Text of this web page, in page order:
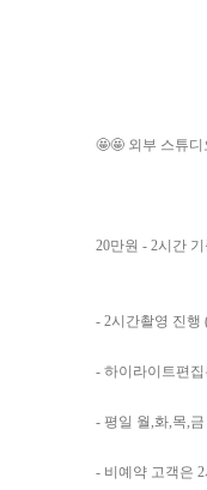
🤩🤩 외부 스튜
20만원 - 2시간 기
- 2시간촬영 진행
- 하이라이트편
- 평일 월,화,목,
- 비예약 고객은